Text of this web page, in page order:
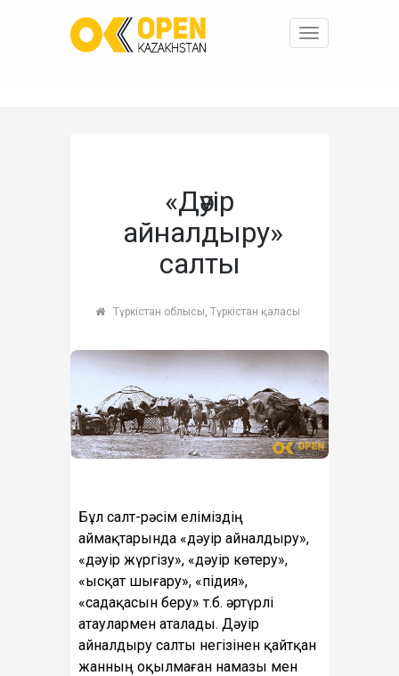
Toggle
«Дәуір
айналдыру»
салты
Түркістан облысы, Түркістан қаласы
Бұл салт-рәсім еліміздің
аймақтарында «дәуір айналдыру»,
«дәуір жүргізу», «дәуір көтеру»,
«ысқат шығару», «підия»,
«садақасын беру» т.б. әртүрлі
атаулармен аталады. Дәуір
айналдыру салты негізінен қайтқан
жанның оқылмаған намазы мен